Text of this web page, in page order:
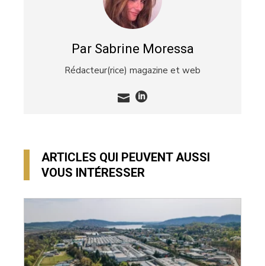
Par Sabrine Moressa
Rédacteur(rice) magazine et web
ARTICLES QUI PEUVENT AUSSI
VOUS INTÉRESSER